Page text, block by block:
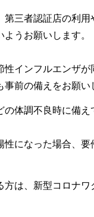
第三者認証店の利
うお願いします。
性インフルエンザ
事前の備えをお願い
の体調不良時に備
性になった場合、
方は、新型コロナ